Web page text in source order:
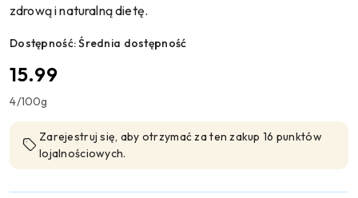
zdrową i naturalną dietę.
Dostępność:Średnia dostępność
cena:
15.99
4/100g
Zarejestruj się, aby otrzymać za ten zakup 16 punktów
lojalnościowych.